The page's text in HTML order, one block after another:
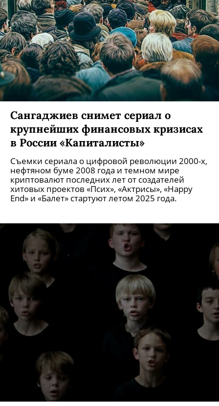
Сангаджиев снимет сериал о
крупнейших финансовых кризисах
в России «Капиталисты»
Съемки сериала о цифровой революции 2000-х,
нефтяном буме 2008 года и темном мире
криптовалют последних лет от создателей
хитовых проектов «Псих», «Актрисы», «Happy
End» и «Балет» стартуют летом 2025 года.